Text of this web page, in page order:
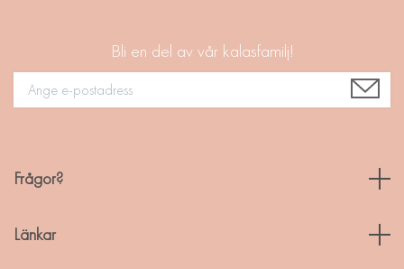
Bli en del av vår kalasfamilj!
Frågor?
Länkar